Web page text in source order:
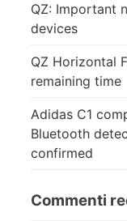
QZ: Important
devices
QZ Horizontal
remaining time
Adidas C1
Bluetooth
confirmed
Commenti